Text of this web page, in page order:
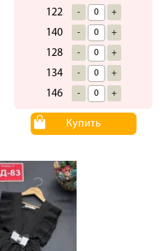
122 - +
140 - +
128 - +
134 - +
146 - +
Купить